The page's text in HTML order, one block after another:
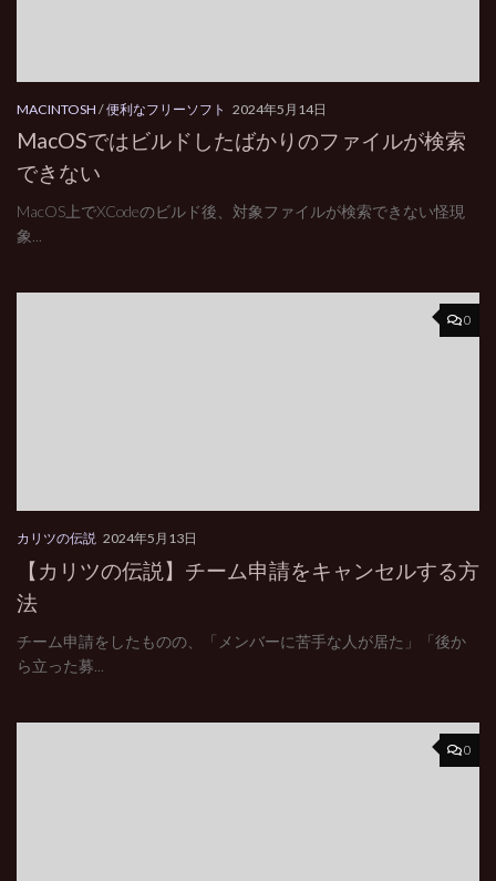
MACINTOSH /便利なフリーソフト 2024年5月14日
MacOSではビルドしたばかりのファイルが検索
できない
MacOS上でXCodeのビルド後、対象ファイルが検索できない怪現
象...
0
カリツの伝説 2024年5月13日
【カリツの伝説】チーム申請をキャンセルする方
法
チーム申請をしたものの、「メンバーに苦手な人が居た」「後か
ら立った募...
0